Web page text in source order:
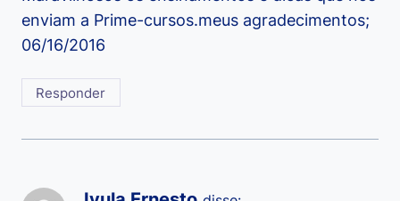
enviam a Prime-cursos.meus agradecimentos;
06/16/2016
Responder